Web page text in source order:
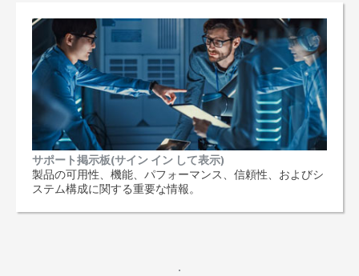
サポート掲示板(サイン イン して表示)
製品の可用性、機能、パフォーマンス、信頼性、およびシ
ステム構成に関する重要な情報。